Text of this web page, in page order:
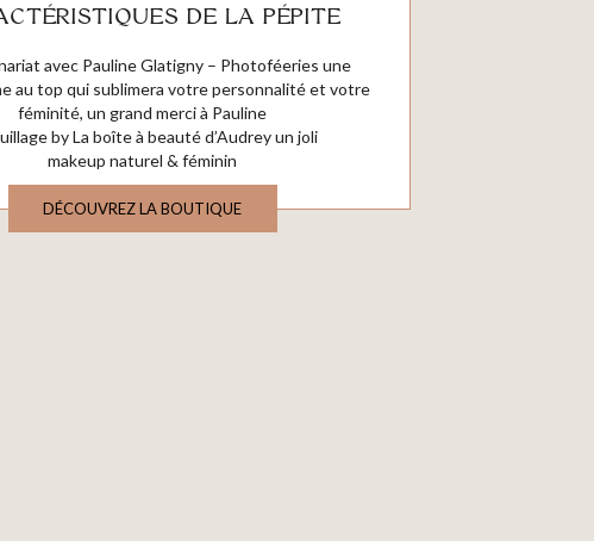
DE LA PÉPITE
avec Pauline Glatigny – Photoféeries une
au top qui sublimera votre personnalité et votre
féminité, un grand merci à Pauline
byLa boîte à beauté d’Audreyun joli
makeup naturel & féminin
DÉCOUVREZ LA BOUTIQUE